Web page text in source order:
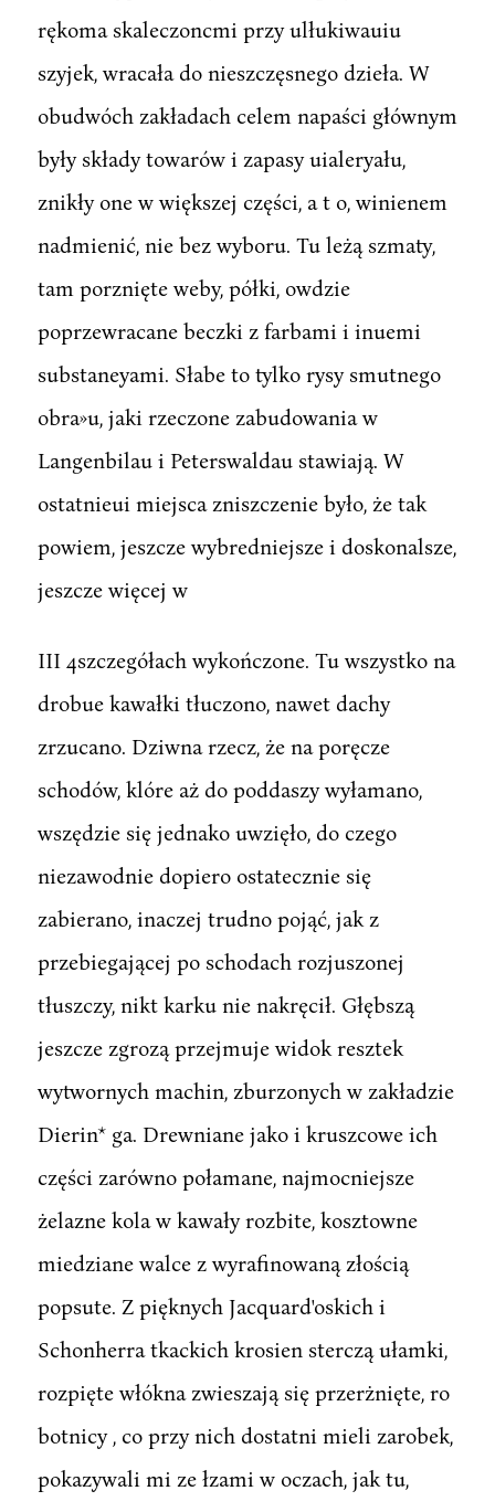
rękoma skaleczoncmi przy ulłukiwauiu
szyjek, wracała do nieszczęsnego dzieła. W
obudwóch zakładach celem napaści głównym
były składy towarów i zapasy uialeryału,
znikły one w większej części, a t o, winienem
nadmienić, nie bez wyboru. Tu leżą szmaty,
tam porznięte weby, półki, owdzie
poprzewracane beczki z farbami i inuemi
substaneyami. Słabe to tylko rysy smutnego
obra»u, jaki rzeczone zabudowania w
Langenbilau i Peterswaldau stawiają. W
ostatnieui miejsca zniszczenie było, że tak
powiem, jeszcze wybredniejsze i doskonalsze,
jeszcze więcej w
III 4szczegółach wykończone. Tu wszystko na
drobue kawałki tłuczono, nawet dachy
zrzucano. Dziwna rzecz, że na poręcze
schodów, klóre aż do poddaszy wyłamano,
wszędzie się jednako uwzięło, do czego
niezawodnie dopiero ostatecznie się
zabierano, inaczej trudno pojąć, jak z
przebiegającej po schodach rozjuszonej
tłuszczy, nikt karku nie nakręcił. Głębszą
jeszcze zgrozą przejmuje widok resztek
wytwornych machin, zburzonych w zakładzie
Dierin* ga. Drewniane jako i kruszcowe ich
części zarówno połamane, najmocniejsze
żelazne kola w kawały rozbite, kosztowne
miedziane walce z wyrafinowaną złością
popsute. Z pięknych Jacquard'oskich i
Schonherra tkackich krosien sterczą ułamki,
rozpięte włókna zwieszają się przerżnięte, ro
botnicy , co przy nich dostatni mieli zarobek,
pokazywali mi ze łzami w oczach, jak tu,